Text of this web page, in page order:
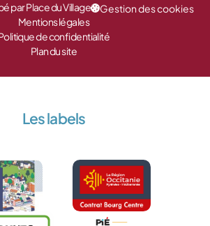
par Place du Village
Gestion des cookies
Mentions légales
de confidentialité
Plan du site
Les labels